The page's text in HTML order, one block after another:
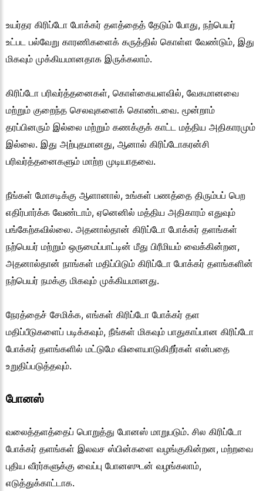
உயர்தர கிரிப்டோ போக்கர் தளத்தைத் தேடும் போது, நற்பெயர்
உட்பட பல்வேறு காரணிகளைக் கருத்தில் கொள்ள வேண்டும், இது
மிகவும் முக்கியமானதாக இருக்கலாம்.
கிரிப்டோ பரிவர்த்தனைகள், கொள்கையளவில், வேகமானவை
மற்றும் குறைந்த செலவுகளைக் கொண்டவை. மூன்றாம்
தரப்பினரும் இல்லை மற்றும் கணக்குக் காட்ட மத்திய அதிகாரமும்
இல்லை. இது அற்புதமானது, ஆனால் கிரிப்டோகரன்சி
பரிவர்த்தனைகளும் மாற்ற முடியாதவை.
நீங்கள் மோசடிக்கு ஆளானால், உங்கள் பணத்தை திரும்பப் பெற
எதிர்பார்க்க வேண்டாம், ஏனெனில் மத்திய அதிகாரம் எதுவும்
பங்கேற்கவில்லை. அதனால்தான் கிரிப்டோ போக்கர் தளங்கள்
நற்பெயர் மற்றும் ஒருமைப்பாட்டின் மீது பிரீமியம் வைக்கின்றன,
அதனால்தான் நாங்கள் மதிப்பிடும் கிரிப்டோ போக்கர் தளங்களின்
நற்பெயர் நமக்கு மிகவும் முக்கியமானது.
நேரத்தைச் சேமிக்க, எங்கள் கிரிப்டோ போக்கர் தள
மதிப்பீடுகளைப் படிக்கவும், நீங்கள் மிகவும் பாதுகாப்பான கிரிப்டோ
போக்கர் தளங்களில் மட்டுமே விளையாடுகிறீர்கள் என்பதை
உறுதிப்படுத்தவும்.
போனஸ்
வலைத்தளத்தைப் பொறுத்து போனஸ் மாறுபடும். சில கிரிப்டோ
போக்கர் தளங்கள் இலவச ஸ்பின்களை வழங்குகின்றன, மற்றவை
புதிய வீரர்களுக்கு வைப்பு போனஸுடன் வழங்கலாம்,
எடுத்துக்காட்டாக.